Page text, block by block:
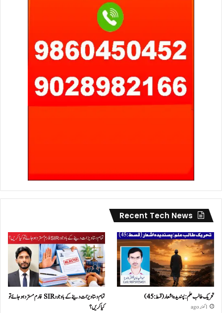
Recent Tech News
تحریک طالب علم: پسندیدہ اشعار (قسط:45)
1 گھنٹہ ago
تمام دستاویزات دینے کے باوجود SIR فارم مسترد ہو جائے تو
کیا کریں؟